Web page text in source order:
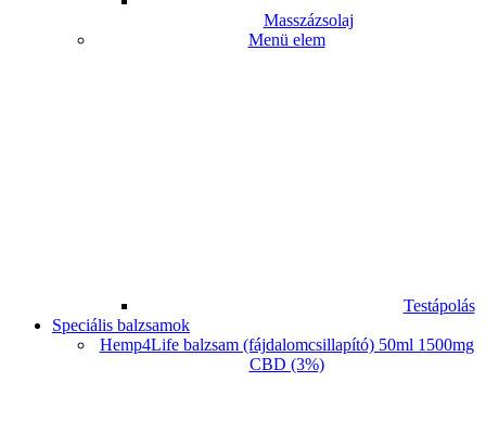
Masszázsolaj
Menü elem
Testápolás
Speciális balzsamok
Hemp4Life balzsam (fájdalomcsillapító) 50ml 1500mg
CBD (3%)